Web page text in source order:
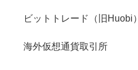
ビットトレード（旧Huobi）
海外仮想通貨取引所